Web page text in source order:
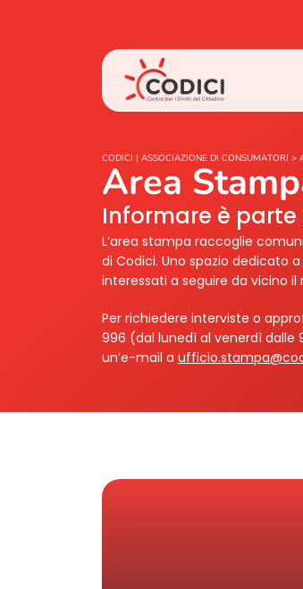
CODICI | ASSOCIAZIONE DI CONSUMATORI >
Area
Informare è
L’area stampa raccoglie
di Codici. Uno spazio dedicato
interessati a seguire da vicino il
Per richiedere interviste o
996 (dal lunedì al venerdì dalle
un’e-mail a